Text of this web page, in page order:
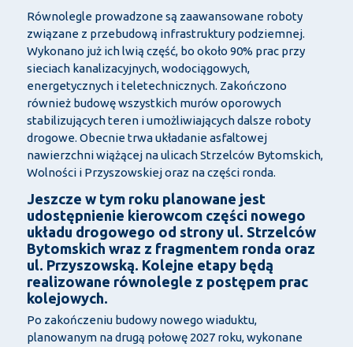
Równolegle prowadzone są zaawansowane roboty
związane z przebudową infrastruktury podziemnej.
Wykonano już ich lwią część, bo około 90% prac przy
sieciach kanalizacyjnych, wodociągowych,
energetycznych i teletechnicznych. Zakończono
również budowę wszystkich murów oporowych
stabilizujących teren i umożliwiających dalsze roboty
drogowe. Obecnie trwa układanie asfaltowej
nawierzchni wiążącej na ulicach Strzelców Bytomskich,
Wolności i Przyszowskiej oraz na części ronda.
Jeszcze w tym roku planowane jest
udostępnienie kierowcom części nowego
układu drogowego od strony ul. Strzelców
Bytomskich wraz z fragmentem ronda oraz
ul. Przyszowską. Kolejne etapy będą
realizowane równolegle z postępem prac
kolejowych.
Po zakończeniu budowy nowego wiaduktu,
planowanym na drugą połowę 2027 roku, wykonane